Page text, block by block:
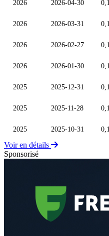
2026 2026-04-30
2026 2026-03-31
2026 2026-02-27
2026 2026-01-30
2025 2025-12-31
2025 2025-11-28
2025 2025-10-31
Voir en détails
Sponsorisé